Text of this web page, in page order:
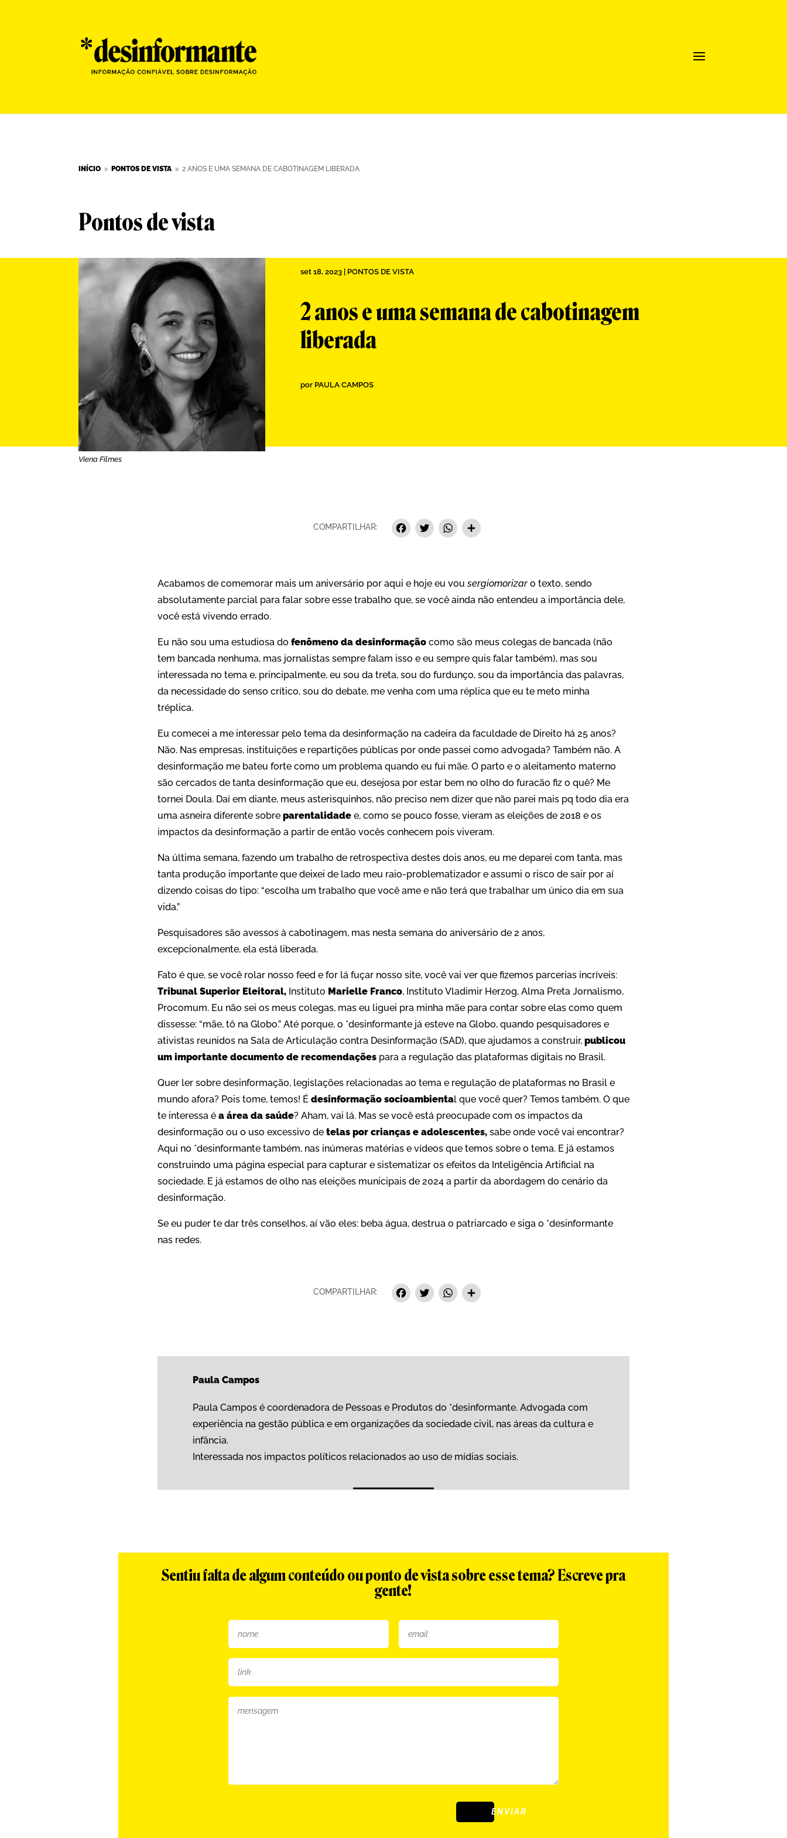
INÍCIO 9 PONTOS DE VISTA 9 2 ANOS E UMA SEMANA DE CABOTINAGEM LIBERADA
Pontos de vista
Viena Filmes
set 18, 2023| PONTOS DE VISTA
2 anos e uma semana de cabotinagem
liberada
por PAULA CAMPOS
COMPARTILHAR: Facebook
Twitter
WhatsApp
Acabamos de comemorar mais um aniversário por aqui e hoje eu vousergiomorizaro texto, sendo
absolutamente parcial para falar sobre esse trabalho que, se você ainda não entendeu a importância dele,
você está vivendo errado.
Eu não sou uma estudiosa do fenômeno da desinformaçãocomo são meus colegas de bancada (não
tem bancada nenhuma, mas jornalistas sempre falam isso e eu sempre quis falar também), mas sou
interessada no tema e, principalmente, eu sou da treta, sou do furdunço, sou da importância das palavras,
da necessidade do senso crítico, sou do debate, me venha com uma réplica que eu te meto minha
tréplica.
Eu comecei a me interessar pelo tema da desinformação na cadeira da faculdade de Direito há 25 anos?
Não. Nas empresas, instituições e repartições públicas por onde passei como advogada? Também não. A
desinformação me bateu forte como um problema quando eu fui mãe. O parto e o aleitamento materno
são cercados de tanta desinformação que eu, desejosa por estar bem no olho do furacão fiz o quê? Me
tornei Doula. Daí em diante, meus asterisquinhos, não preciso nem dizer que não parei mais pq todo dia era
uma asneira diferente sobre parentalidade e, como se pouco fosse, vieram as eleições de 2018 e os
impactos da desinformação a partir de então vocês conhecem pois viveram.
Na última semana, fazendo um trabalho de retrospectiva destes dois anos, eu me deparei com tanta, mas
tanta produção importante que deixei de lado meu raio-problematizador e assumi o risco de sair por aí
dizendo coisas do tipo: “escolha um trabalho que você ame e não terá que trabalhar um único dia em sua
vida.”
Pesquisadores são avessos à cabotinagem, mas nesta semana do aniversário de 2 anos,
excepcionalmente, ela está liberada.
Fato é que, se você rolar nosso feed e for lá fuçar nosso site, você vai ver que fizemos parcerias incríveis:
Tribunal Superior Eleitoral,Instituto Marielle Franco, Instituto Vladimir Herzog, Alma Preta Jornalismo,
Procomum. Eu não sei os meus colegas, mas eu liguei pra minha mãe para contar sobre elas como quem
dissesse: “mãe, tô na Globo.” Até porque, o *desinformante já esteve na Globo, quando pesquisadores e
ativistas reunidos na Sala de Articulação contra Desinformação (SAD), que ajudamos a construir, publicou
um importante documento de recomendaçõespara a regulação das plataformas digitais no Brasil.
Quer ler sobre desinformação, legislações relacionadas ao tema e regulação de plataformas no Brasil e
mundo afora? Pois tome, temos! É desinformação socioambiental que você quer? Temos também. O que
te interessa é a área da saúde? Aham, vai lá. Mas se você está preocupade com os impactos da
desinformação ou o uso excessivo de telas por crianças e adolescentes,sabe onde você vai encontrar?
Aqui no *desinformante também, nas inúmeras matérias e vídeos que temos sobre o tema. E já estamos
construindo uma página especial para capturar e sistematizar os efeitos da Inteligência Artificial na
sociedade. E já estamos de olho nas eleições municipais de 2024 a partir da abordagem do cenário da
desinformação.
Se eu puder te dar três conselhos, aí vão eles: beba água, destrua o patriarcado e siga o *desinformante
nas redes.
COMPARTILHAR: Facebook
Twitter
WhatsApp
Paula Campos
Paula Campos é coordenadora de Pessoas e Produtos do *desinformante. Advogada com
experiência na gestão pública e em organizações da sociedade civil, nas áreas da cultura e
infância.
Interessada nos impactos políticos relacionados ao uso de mídias sociais.
Sentiu falta de algum conteúdo ou ponto de vista sobre esse tema? Escreve pra
gente!
ENVIAR